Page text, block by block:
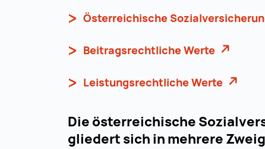
Österreichische
Beitragsrechtliche Werte
Leistungsrechtliche Werte
Die österreichische
gliedert sich in mehrere